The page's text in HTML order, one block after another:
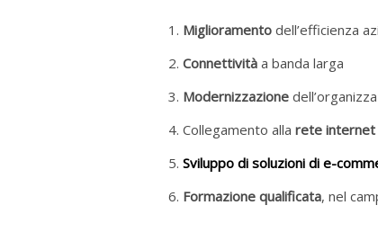
Miglioramento dell’efficienza
Connettività a banda larga
Modernizzazione
Collegamento alla rete internet
Sviluppo di soluzioni di e-
Formazione qualificata, nel